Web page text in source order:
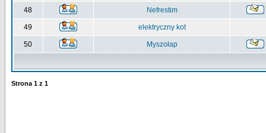
48 Nefrestim
49 elektryczny kot
50 Myszołap
Strona 1 z 1